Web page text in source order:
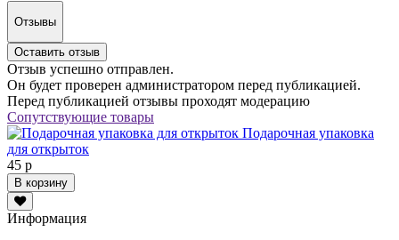
Отзывы
Оставить отзыв
Отзыв успешно отправлен.
Он будет проверен администратором перед публикацией.
Перед публикацией отзывы проходят модерацию
Сопутствующие товары
Подарочная упаковка
для открыток
45 р
В корзину
Информация